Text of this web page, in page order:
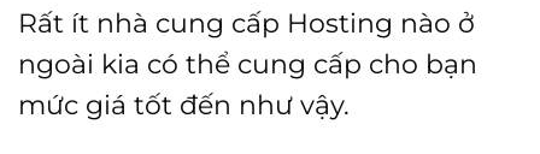
Rất ít nhà cung cấp Hosting nào ở
ngoài kia có thể cung cấp cho bạn
mức giá tốt đến như vậy.